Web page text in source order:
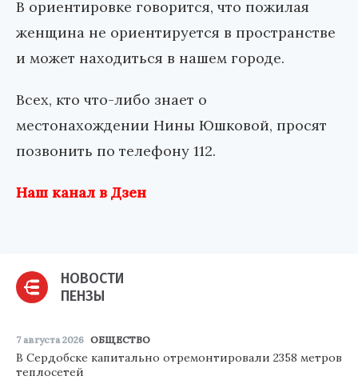
В ориентировке говорится, что пожилая
женщина не ориентируется в пространстве
и может находиться в нашем городе.
Всех, кто что-либо знает о
местонахождении Нины Юшковой, просят
позвонить по телефону 112.
Наш канал в Дзен
НОВОСТИ
ПЕНЗЫ
7 августа 2026 ОБЩЕСТВО
В Сердобске капитально отремонтировали 2358 метров
теплосетей